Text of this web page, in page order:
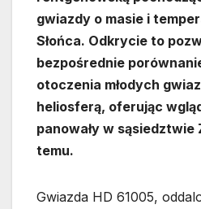
gwiazdy o masie i
Słońca. Odkrycie to
bezpośrednie
otoczenia młodych
heliosferą, oferując
panowały w sąsiedztwie
temu.
Gwiazda HD 61005,